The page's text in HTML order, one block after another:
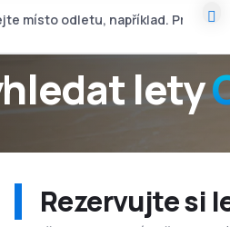
lety
Rezervujte si